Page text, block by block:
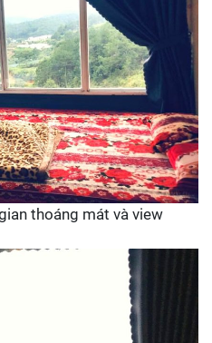
thoáng mát và view